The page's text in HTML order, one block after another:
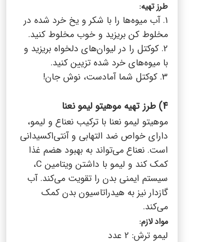
طرز تهیه:
1. آب میوه‌ها را با شکر و یخ خرد شده در
مخلوط کن بریزید و خوب مخلوط کنید.
2. کوکتل را در لیوان‌های دلخواه بریزید و
با میوه‌های خرد شده تزیین کنید.
3. کوکتل شما آمادست، نوش جان!
4) طرز تهیه موهیتو لیمو نعنا
موهیتو لیمو نعنا با ترکیب نعناع و لیمو،
دارای خواص ضد التهابی و آنتی‌اکسیدانی
است. نعناع می‌تواند به بهبود هضم غذا
کمک کند و لیمو با داشتن ویتامین C،
سیستم ایمنی بدن را تقویت می‌کند. آب
گازدار نیز به هیدراتاسیون بدن کمک
می‌کند.
مواد لازم:
لیمو ترش: 2 عدد